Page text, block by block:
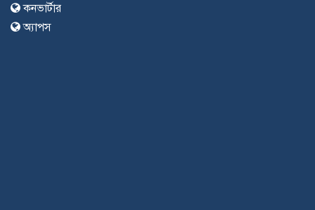
কনভার্টার
অ্যাপস